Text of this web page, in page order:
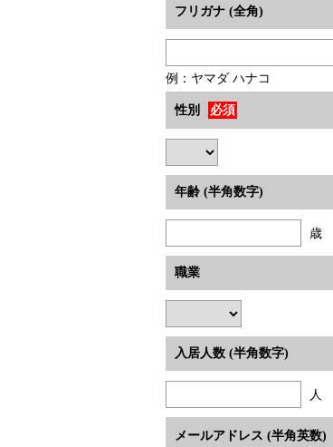
フリガナ (全角)
例：ヤマダ ハナコ
性別 必須
年齢 (半角数字)
歳
職業
入居人数 (半角数字)
人
メールアドレス (半角英数)